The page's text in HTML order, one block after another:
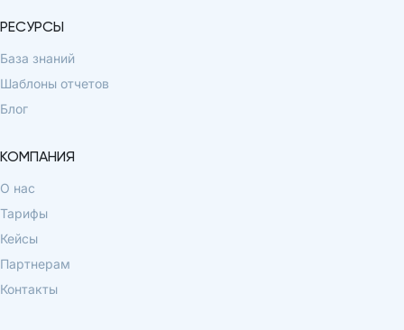
РЕСУРСЫ
База знаний
Шаблоны отчетов
Блог
КОМПАНИЯ
О нас
Тарифы
Кейсы
Партнерам
Контакты